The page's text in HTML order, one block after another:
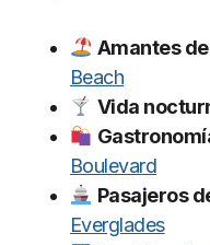
Amantes
Beach
Vida
Boulevard
Pasajeros
Everglades